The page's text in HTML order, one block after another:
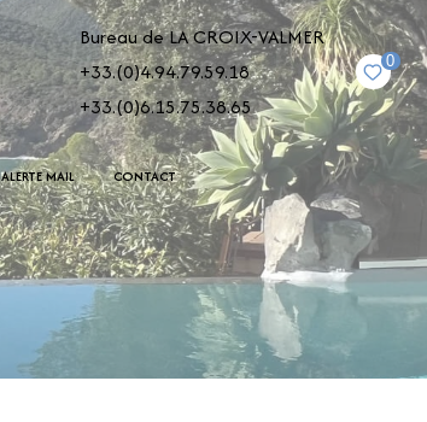
Bureau de LA CROIX-VALMER
+33.(0)4.94.79.59.18
+33.(0)6.15.75.38.65
0
ALERTE MAIL CONTACT